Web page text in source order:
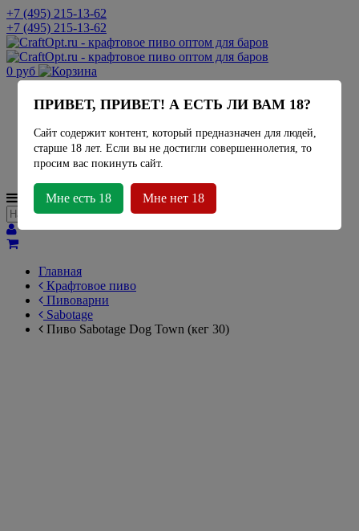
+7 (495) 215-13-62
+7 (495) 215-13-62
0 руб
Актуальное наличие
Миды
Лимонад
Крафтовое пиво
Пивоварни
МЕНЮ
Главная
Крафтовое пиво
Пивоварни
Sabotage
Пиво Sabotage Dog Town (кег 30)
ПРИВЕТ, ПРИВЕТ! А ЕСТЬ ЛИ ВАМ 18?
Сайт содержит контент, который предназначен для людей,
старше 18 лет. Если вы не достигли совершеннолетия, то
просим вас покинуть сайт.
Мне есть 18 Мне нет 18